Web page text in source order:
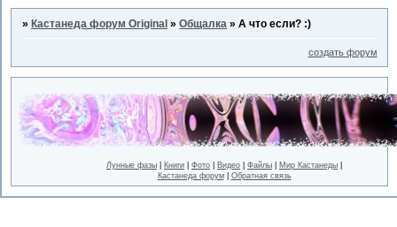
» Кастанеда форум Original »Общалка »А что если? :)
создать форум
Лунные фазы Книги Фото Видео Файлы Мир Кастанеды
Кастанеда форум| Обратная связь